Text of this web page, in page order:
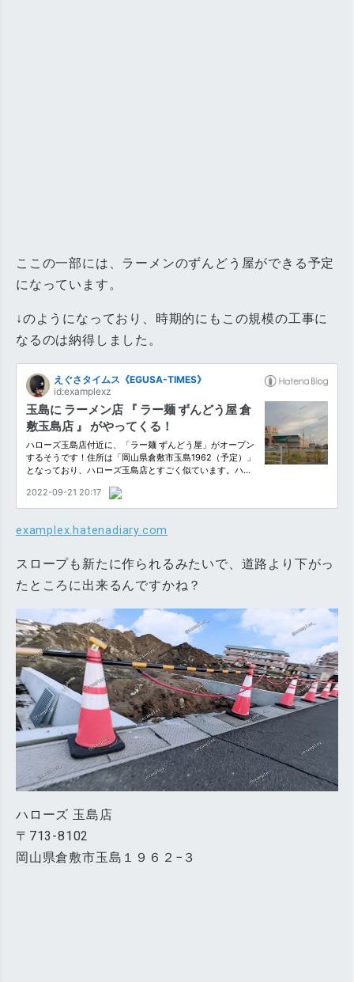
ここの一部には、ラーメンのずんどう屋ができる予定
になっています。
↓のようになっており、時期的にもこの規模の工事に
なるのは納得しました。
examplex.hatenadiary.com
スロープも新たに作られるみたいで、道路より下がっ
たところに出来るんですかね？
ハローズ 玉島店
〒713-8102
岡山県倉敷市玉島１９６２−３